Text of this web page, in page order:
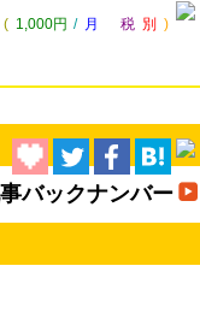
( 1,000円 / 月 税 別 )
バックナンバー